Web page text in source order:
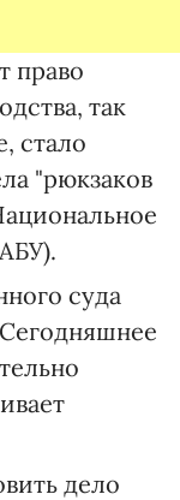
право
так
стало
"рюкзаков
суда
дело